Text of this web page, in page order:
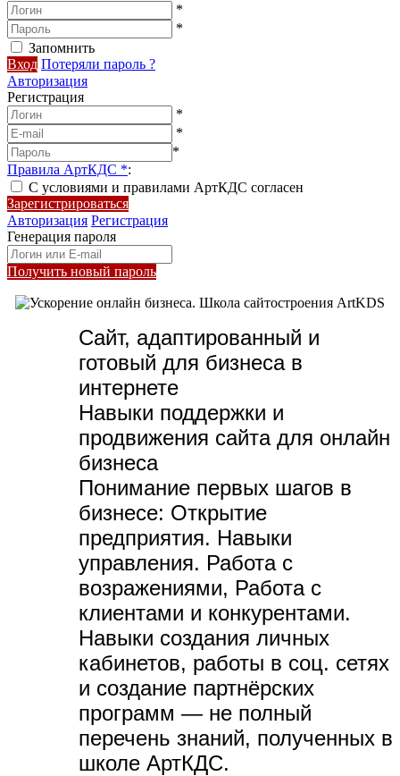
*
*
Запомнить
Вход Потеряли пароль ?
Авторизация
Регистрация
*
*
*
Правила АртКДС *:
С условиями и правилами АртКДС согласен
Зарегистрироваться
Авторизация Регистрация
Генерация пароля
Получить новый пароль
Сайт, адаптированный и
готовый для бизнеса в
интернете
Навыки поддержки и
продвижения сайта для онлайн
бизнеса
Понимание первых шагов в
бизнесе: Открытие
предприятия. Навыки
управления. Работа с
возражениями, Работа с
клиентами и конкурентами.
Навыки создания личных
кабинетов, работы в соц. сетях
и создание партнёрских
программ — не полный
перечень знаний, полученных в
школе АртКДС.